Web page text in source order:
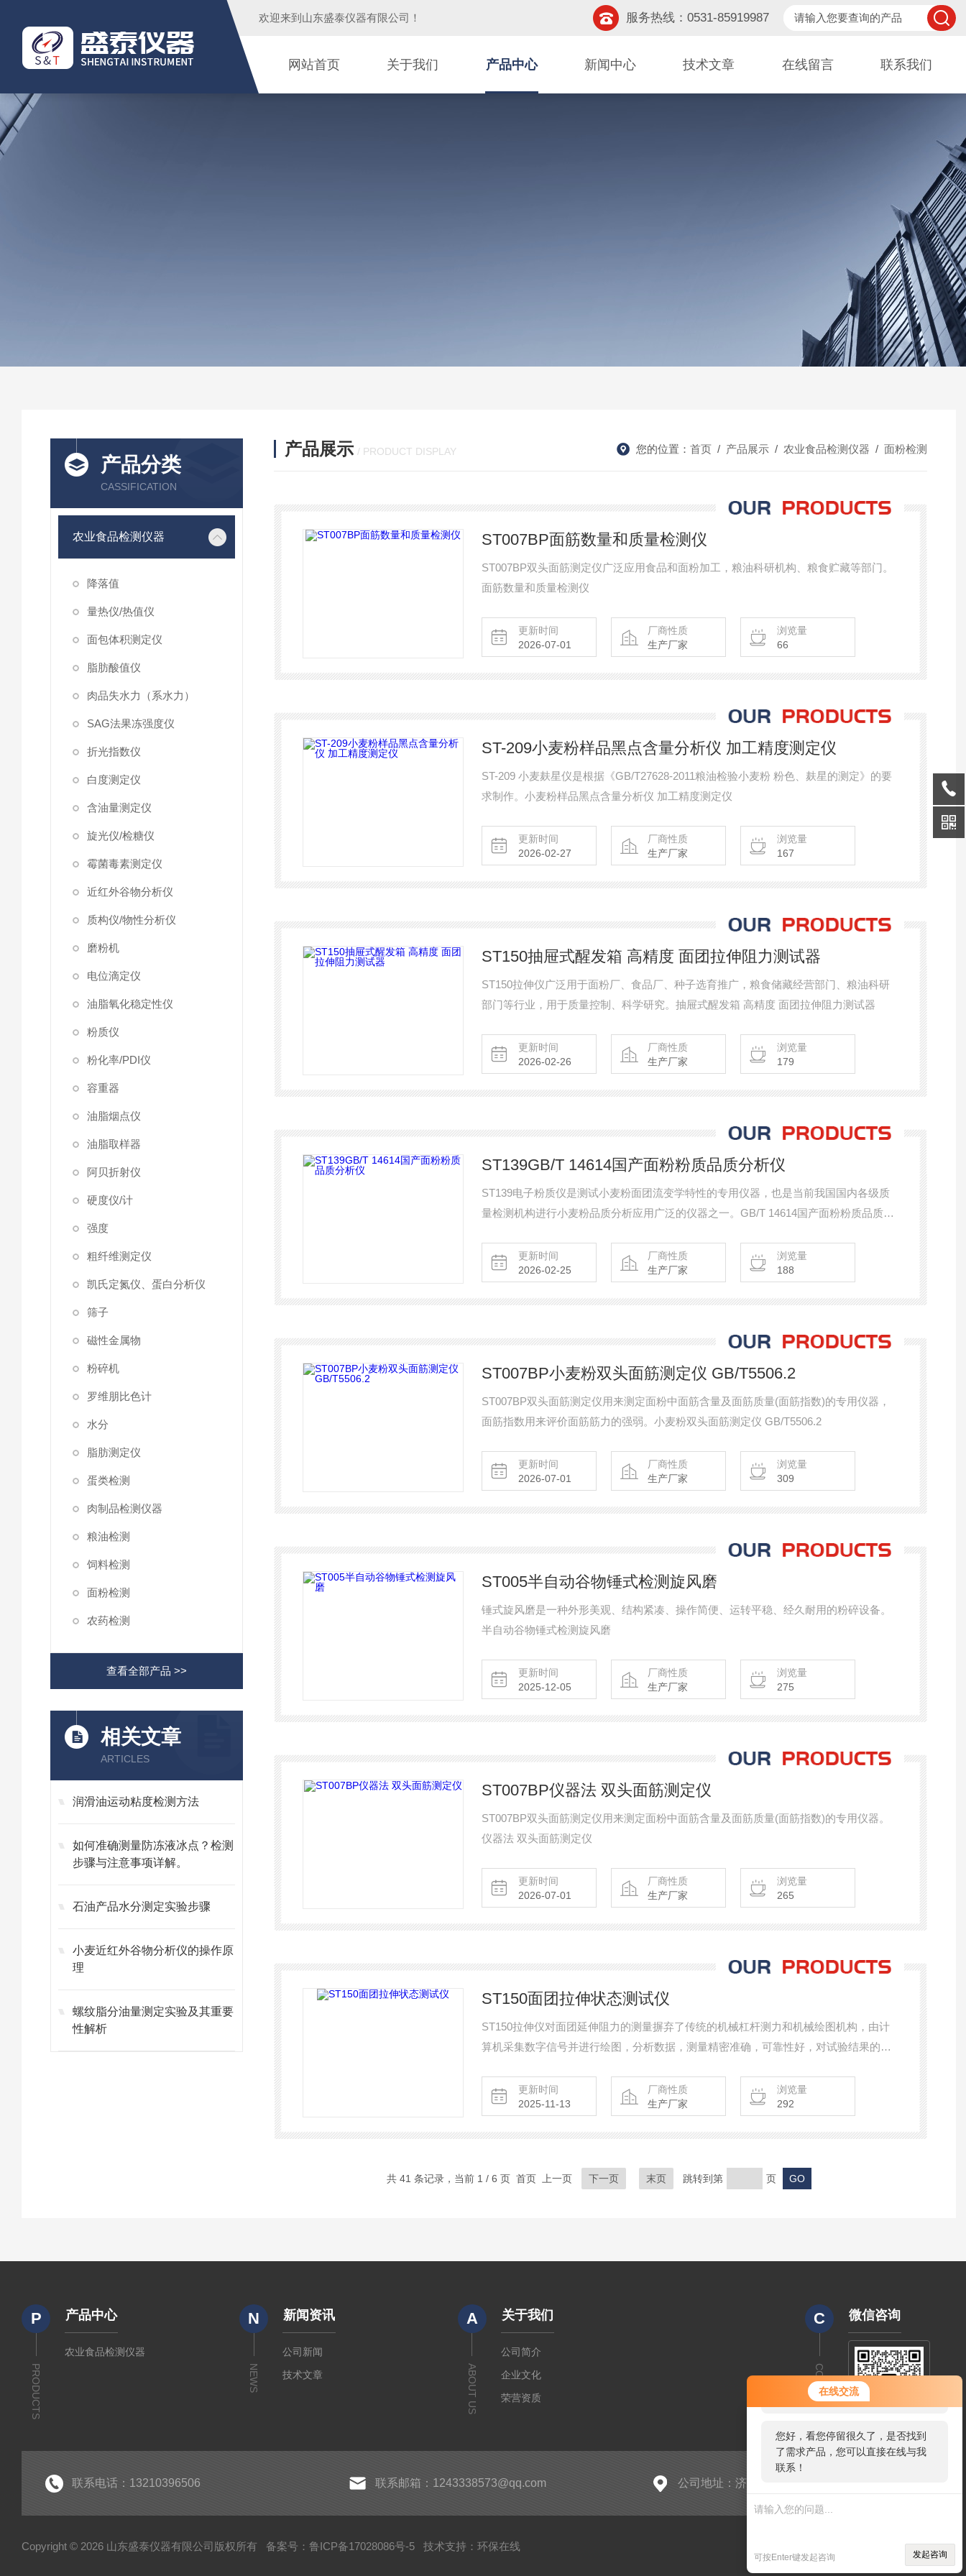
在线交流
您好！欢迎前来咨询，很高兴为您
服务，请问您要咨询什么问题呢？
您好，看您停留很久了，是否找到
了需求产品，您可以直接在线与我
联系！
可按Enter键发起咨询 发起咨询
欢迎来到 山东盛泰仪器有限公司 ！ 服务热线：0531-85919987
网站首页 关于我们 产品中心 新闻中心 技术文章 在线留言 联系我们
产品分类
CASSIFICATION
农业食品检测仪器
降落值
量热仪/热值仪
面包体积测定仪
脂肪酸值仪
肉品失水力（系水力）
SAG法果冻强度仪
折光指数仪
白度测定仪
含油量测定仪
旋光仪/检糖仪
霉菌毒素测定仪
近红外谷物分析仪
质构仪/物性分析仪
磨粉机
电位滴定仪
油脂氧化稳定性仪
粉质仪
粉化率/PDI仪
容重器
油脂烟点仪
油脂取样器
阿贝折射仪
硬度仪/计
强度
粗纤维测定仪
凯氏定氮仪、蛋白分析仪
筛子
磁性金属物
粉碎机
罗维朋比色计
水分
脂肪测定仪
蛋类检测
肉制品检测仪器
粮油检测
饲料检测
面粉检测
农药检测
查看全部产品 >>
相关文章
ARTICLES
润滑油运动粘度检测方法
如何准确测量防冻液冰点？检测
步骤与注意事项详解。
石油产品水分测定实验步骤
小麦近红外谷物分析仪的操作原
理
螺纹脂分油量测定实验及其重要
性解析
产品展示 / PRODUCT DISPLAY 您的位置： 首页 / 产品展示 / 农业食品检测仪器 / 面粉检测
ST007BP面筋数量和质量检测仪
ST007BP双头面筋测定仪广泛应用食品和面粉加工，粮油科研机构、粮食贮藏等部门。
面筋数量和质量检测仪
更新时间
2026-07-01
厂商性质
生产厂家
浏览量
66
ST-209小麦粉样品黑点含量分析仪 加工精度测定仪
ST-209 小麦麸星仪是根据《GB/T27628-2011粮油检验小麦粉 粉色、麸星的测定》的要
求制作。小麦粉样品黑点含量分析仪 加工精度测定仪
更新时间
2026-02-27
厂商性质
生产厂家
浏览量
167
ST150抽屉式醒发箱 高精度 面团拉伸阻力测试器
ST150拉伸仪广泛用于面粉厂、食品厂、种子选育推广，粮食储藏经营部门、粮油科研
部门等行业，用于质量控制、科学研究。抽屉式醒发箱 高精度 面团拉伸阻力测试器
更新时间
2026-02-26
厂商性质
生产厂家
浏览量
179
ST139GB/T 14614国产面粉粉质品质分析仪
ST139电子粉质仪是测试小麦粉面团流变学特性的专用仪器，也是当前我国国内各级质
量检测机构进行小麦粉品质分析应用广泛的仪器之一。GB/T 14614国产面粉粉质品质分
更新时间
2026-02-25
厂商性质
生产厂家
浏览量
188
ST007BP小麦粉双头面筋测定仪 GB/T5506.2
ST007BP双头面筋测定仪用来测定面粉中面筋含量及面筋质量(面筋指数)的专用仪器，
面筋指数用来评价面筋筋力的强弱。小麦粉双头面筋测定仪 GB/T5506.2
更新时间
2026-07-01
厂商性质
生产厂家
浏览量
309
ST005半自动谷物锤式检测旋风磨
锤式旋风磨是一种外形美观、结构紧凑、操作简便、运转平稳、经久耐用的粉碎设备。
半自动谷物锤式检测旋风磨
更新时间
2025-12-05
厂商性质
生产厂家
浏览量
275
ST007BP仪器法 双头面筋测定仪
ST007BP双头面筋测定仪用来测定面粉中面筋含量及面筋质量(面筋指数)的专用仪器。
仪器法 双头面筋测定仪
更新时间
2026-07-01
厂商性质
生产厂家
浏览量
265
ST150面团拉伸状态测试仪
ST150拉伸仪对面团延伸阻力的测量摒弃了传统的机械杠杆测力和机械绘图机构，由计
算机采集数字信号并进行绘图，分析数据，测量精密准确，可靠性好，对试验结果的重
更新时间
2025-11-13
厂商性质
生产厂家
浏览量
292
共 41 条记录，当前 1 / 6 页 首页 上一页 下一页 末页 跳转到第 页
P
PRODUCTS
产品中心
农业食品检测仪器
N
NEWS
新闻资讯
公司新闻
技术文章
A
ABOUT US
关于我们
公司简介
企业文化
荣营资质
C
CODE
微信咨询
联系电话：13210396506 联系邮箱：1243338573@qq.com 公司地址：济南市天桥区蓝翔路15号
Copyright © 2026 山东盛泰仪器有限公司版权所有 备案号：鲁ICP备17028086号-5 技术支持： 环保在线 管理登陆